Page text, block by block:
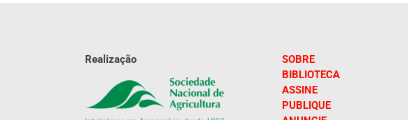
Realização
SOBRE
BIBLIOTECA
ASSINE
PUBLIQUE